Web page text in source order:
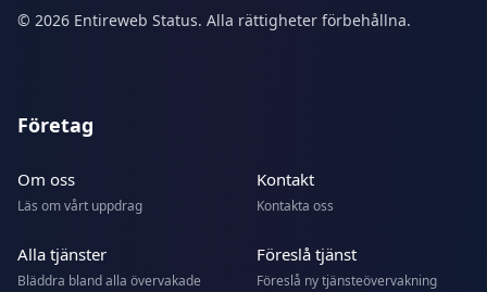
© 2026 Entireweb Status. Alla rättigheter förbehållna.
Företag
Om oss
Läs om vårt uppdrag
Kontakt
Kontakta oss
Alla tjänster
Bläddra bland alla övervakade
Föreslå tjänst
Föreslå ny tjänsteövervakning